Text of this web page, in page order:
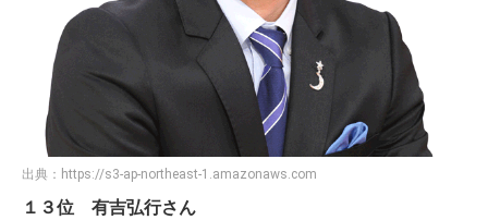
出典： https://s3-ap-northeast-1.amazonaws.com
１３位 有吉弘行さん